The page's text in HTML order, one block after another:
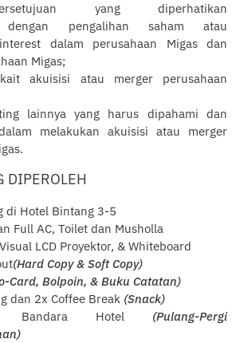
persetujuan yang diperhatikan
dengan pengalihan saham atau
dalam perusahaan Migas dan
Migas;
akuisisi atau merger perusahaan
lainnya yang harus dipahami dan
melakukan akuisisi atau merger
DIPEROLEH
di Hotel Bintang 3-5
Full AC, Toilet dan Musholla
LCD Proyektor, & Whiteboard
(Hard Copy & Soft Copy)
Card, Bolpoin, & Buku Catatan)
dan 2x Coffee Break (Snack)
Bandara Hotel (Pulang-Pergi
)